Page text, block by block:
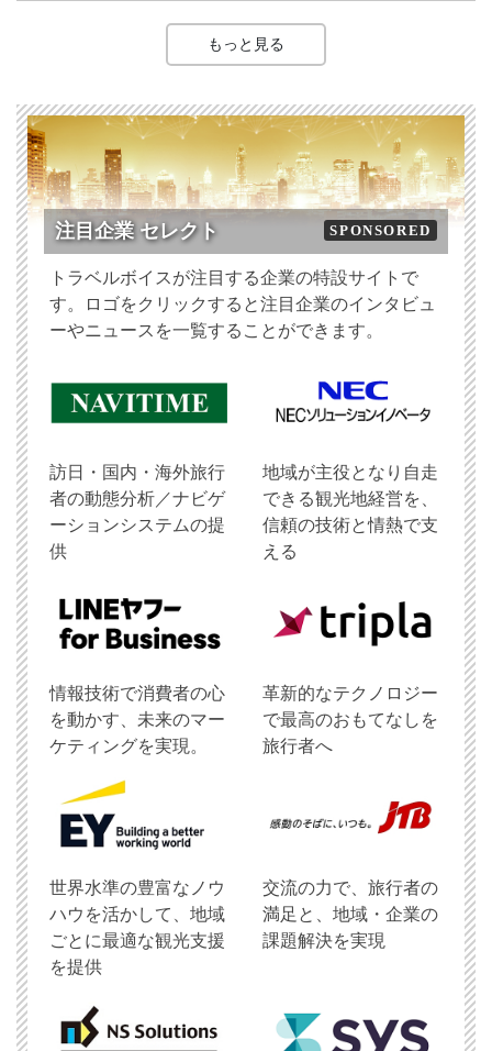
もっと見る
注目企業 セレクト SPONSORED
トラベルボイスが注目する企業の特設サイトで
す。ロゴをクリックすると注目企業のインタビュ
ーやニュースを一覧することができます。
訪日・国内・海外旅行
者の動態分析／ナビゲ
ーションシステムの提
供
地域が主役となり自走
できる観光地経営を、
信頼の技術と情熱で支
える
情報技術で消費者の心
を動かす、未来のマー
ケティングを実現。
革新的なテクノロジー
で最高のおもてなしを
旅行者へ
世界水準の豊富なノウ
ハウを活かして、地域
ごとに最適な観光支援
を提供
交流の力で、旅行者の
満足と、地域・企業の
課題解決を実現